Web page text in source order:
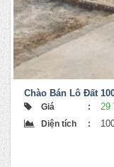
Chào Bán Lô Đất
Giá : 29
Diện tích :